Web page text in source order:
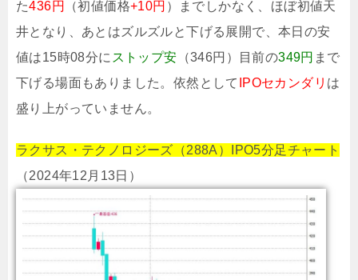
た436円 （初値価格+10円 ）までしかなく、ほぼ初値天
井となり、あとはズルズルと下げる展開で、本日の安
値は15時08分に ストップ安 （346円）目前の349円 まで
下げる場面もありました。依然として IPOセカンダリ は
盛り上がっていません。
ラクサス・テクノロジーズ（288A）IPO5分足チャート
（2024年12月13日）